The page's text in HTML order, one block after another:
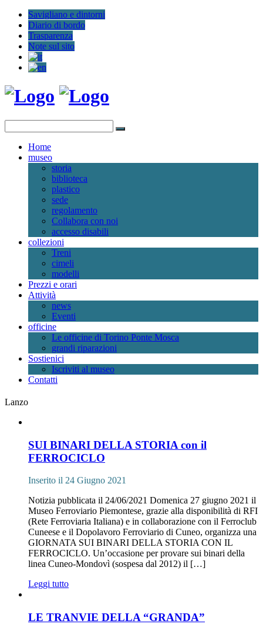
Savigliano e dintorni
Diario di bordo
Trasparenza
Note sul sito
Home
museo
storia
biblioteca
plastico
sede
regolamento
Collabora con noi
accesso disabili
collezioni
Treni
cimeli
modelli
Prezzi e orari
Attività
news
Eventi
officine
Le officine di Torino Ponte Mosca
grandi riparazioni
Sostienici
Iscriviti al museo
Contatti
Lanzo
SUI BINARI DELLA STORIA con il
FERROCICLO
Inserito il 24 Giugno 2021
Notizia pubblicata il 24/06/2021 Domenica 27 giugno 2021 il
Museo Ferroviario Piemontese, grazie alla disponibilità di RFI
(Rete Ferroviaria Italiana) e in collaborazione con il Ferroclub
Cuneese e il Dopolavoro Ferroviario di Cuneo, organizza una
GIORNATA SUI BINARI DELLA STORIA CON IL
FERROCICLO. Un’occasione per provare sui binari della
linea Cuneo-Mondovì (sospesa dal 2012) il […]
Leggi tutto
LE TRANVIE DELLA “GRANDA”